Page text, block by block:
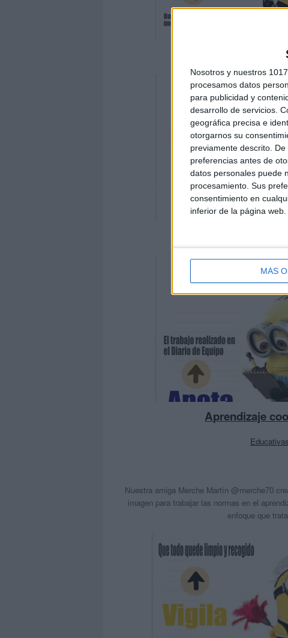
Nosotros y nuestros 1017
procesamos datos
para publicidad y
desarrollo de servicios.
geográfica precisa e
otorgarnos su
previamente descrito.
preferencias antes de
datos personales puede
procesamiento. Sus
consentimiento en
inferior de la página web.
MÁS
Aprendizaje
Aprendizaje
Educativas
Nuestra amiga Merche Martín @merche70
imagen para trabajar las normas en el
enfoque que